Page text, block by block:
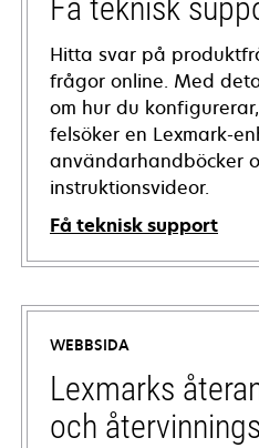
Få teknisk
Hitta svar på
frågor online. Med
om hur du
felsöker en Lexmark-
användarhandböcker
instruktionsvideor.
Få teknisk support
opens
in
new
tab
WEBBSIDA
Lexmarks
och